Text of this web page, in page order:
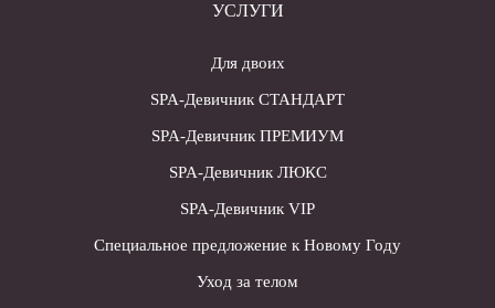
УСЛУГИ
Для двоих
SPA-Девичник СТАНДАРТ
SPA-Девичник ПРЕМИУМ
SPA-Девичник ЛЮКС
SPA-Девичник VIP
Специальное предложение к Новому Году
Уход за телом